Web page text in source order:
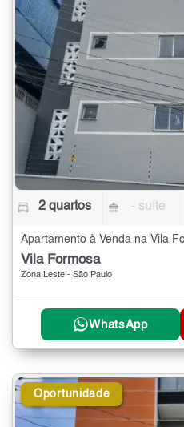
2 quartos - suíte
Apartamento à Venda na Vila
Vila Formosa
Zona Leste - São Paulo
WhatsApp
Oportunidade